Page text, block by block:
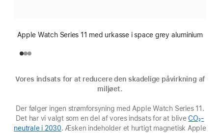
Apple Watch Series 11 med urkasse i space grey aluminium
Vores indsats for at reducere den skadelige påvirkning af
miljøet.
Der følger ingen strømforsyning med Apple Watch Series 11.
Det har vi valgt som en del af vores indsats for at bliveCO₂-
neutrale i 2030(Åbner
. Æsken indeholder et hurtigt magnetisk Apple